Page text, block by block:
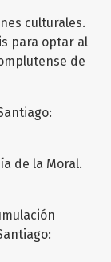
culturales.
para optar al
de
de la Moral.